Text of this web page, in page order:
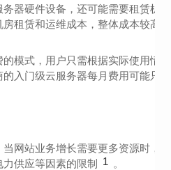
器硬件设备，还可能需要租赁机
租赁和运维成本，整体成本较高
的模式，用户只需根据实际使用情
入门级云服务器每月费用可能只
网站业务增长需要更多资源时，
供应等因素的限制
1 。